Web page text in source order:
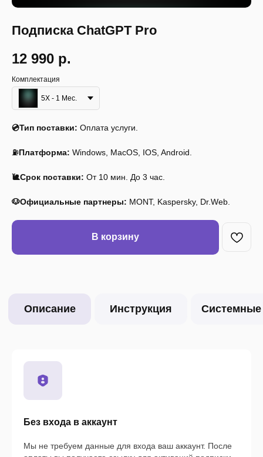
Подписка ChatGPT Pro
12 990 р.
Комплектация
5X - 1 Мес.
💿Тип поставки: Оплата услуги.
⛽Платформа: Windows, MacOS, IOS, Android.
🐌Срок поставки: От 10 мин. До 3 час.
🐶Официальные партнеры: MONT, Kaspersky, Dr.Web.
В корзину
Описание
Без входа в аккаунт
Мы не требуем данные для входа ваш аккаунт. После